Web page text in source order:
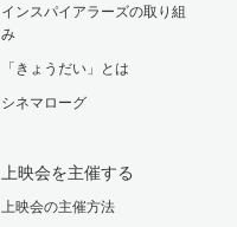
インスパイアラーズの取り組
み
「きょうだい」とは
シネマローグ
上映会を主催する
上映会の主催方法